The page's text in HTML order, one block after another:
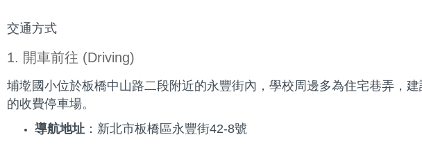
交通方式
1. 開車前往 (Driving)
埔墘國小位於板橋中山路二段附近的永豐街內，學校周邊多為住宅巷弄，
的收費停車場。
導航地址 ：新北市板橋區永豐街42-8號